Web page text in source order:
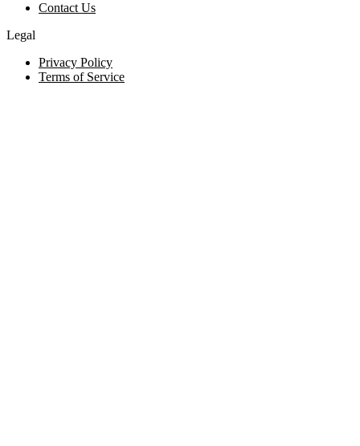
Contact Us
Legal
Privacy Policy
Terms of Service